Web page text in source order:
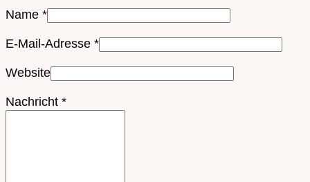
Name *
E-Mail-Adresse *
Website
Nachricht *